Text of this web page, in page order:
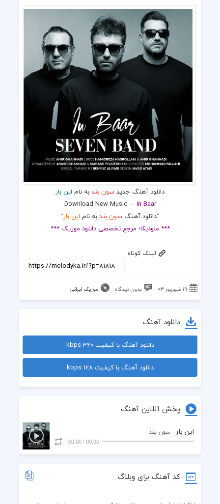
دانلود آهنگ جدیدسون بندبه نام این بار
Download New Music –In Baar
“دانلود آهنگ سون بندبه نام این بار“
*** ملودیکا؛ مرجع تخصصی دانلود موزیک ***
لینک کوتاه
۱۹ شهریور ۰۳ بدون دیدگاه موزیک ایرانی
دانلود آهنگ
دانلود آهنگ با کیفیت 320 kbps
دانلود آهنگ با کیفیت 128 kbps
پخش آنلاین آهنگ
این بار - سون بند
00:00
/
00:00
کد آهنگ برای وبلاگ